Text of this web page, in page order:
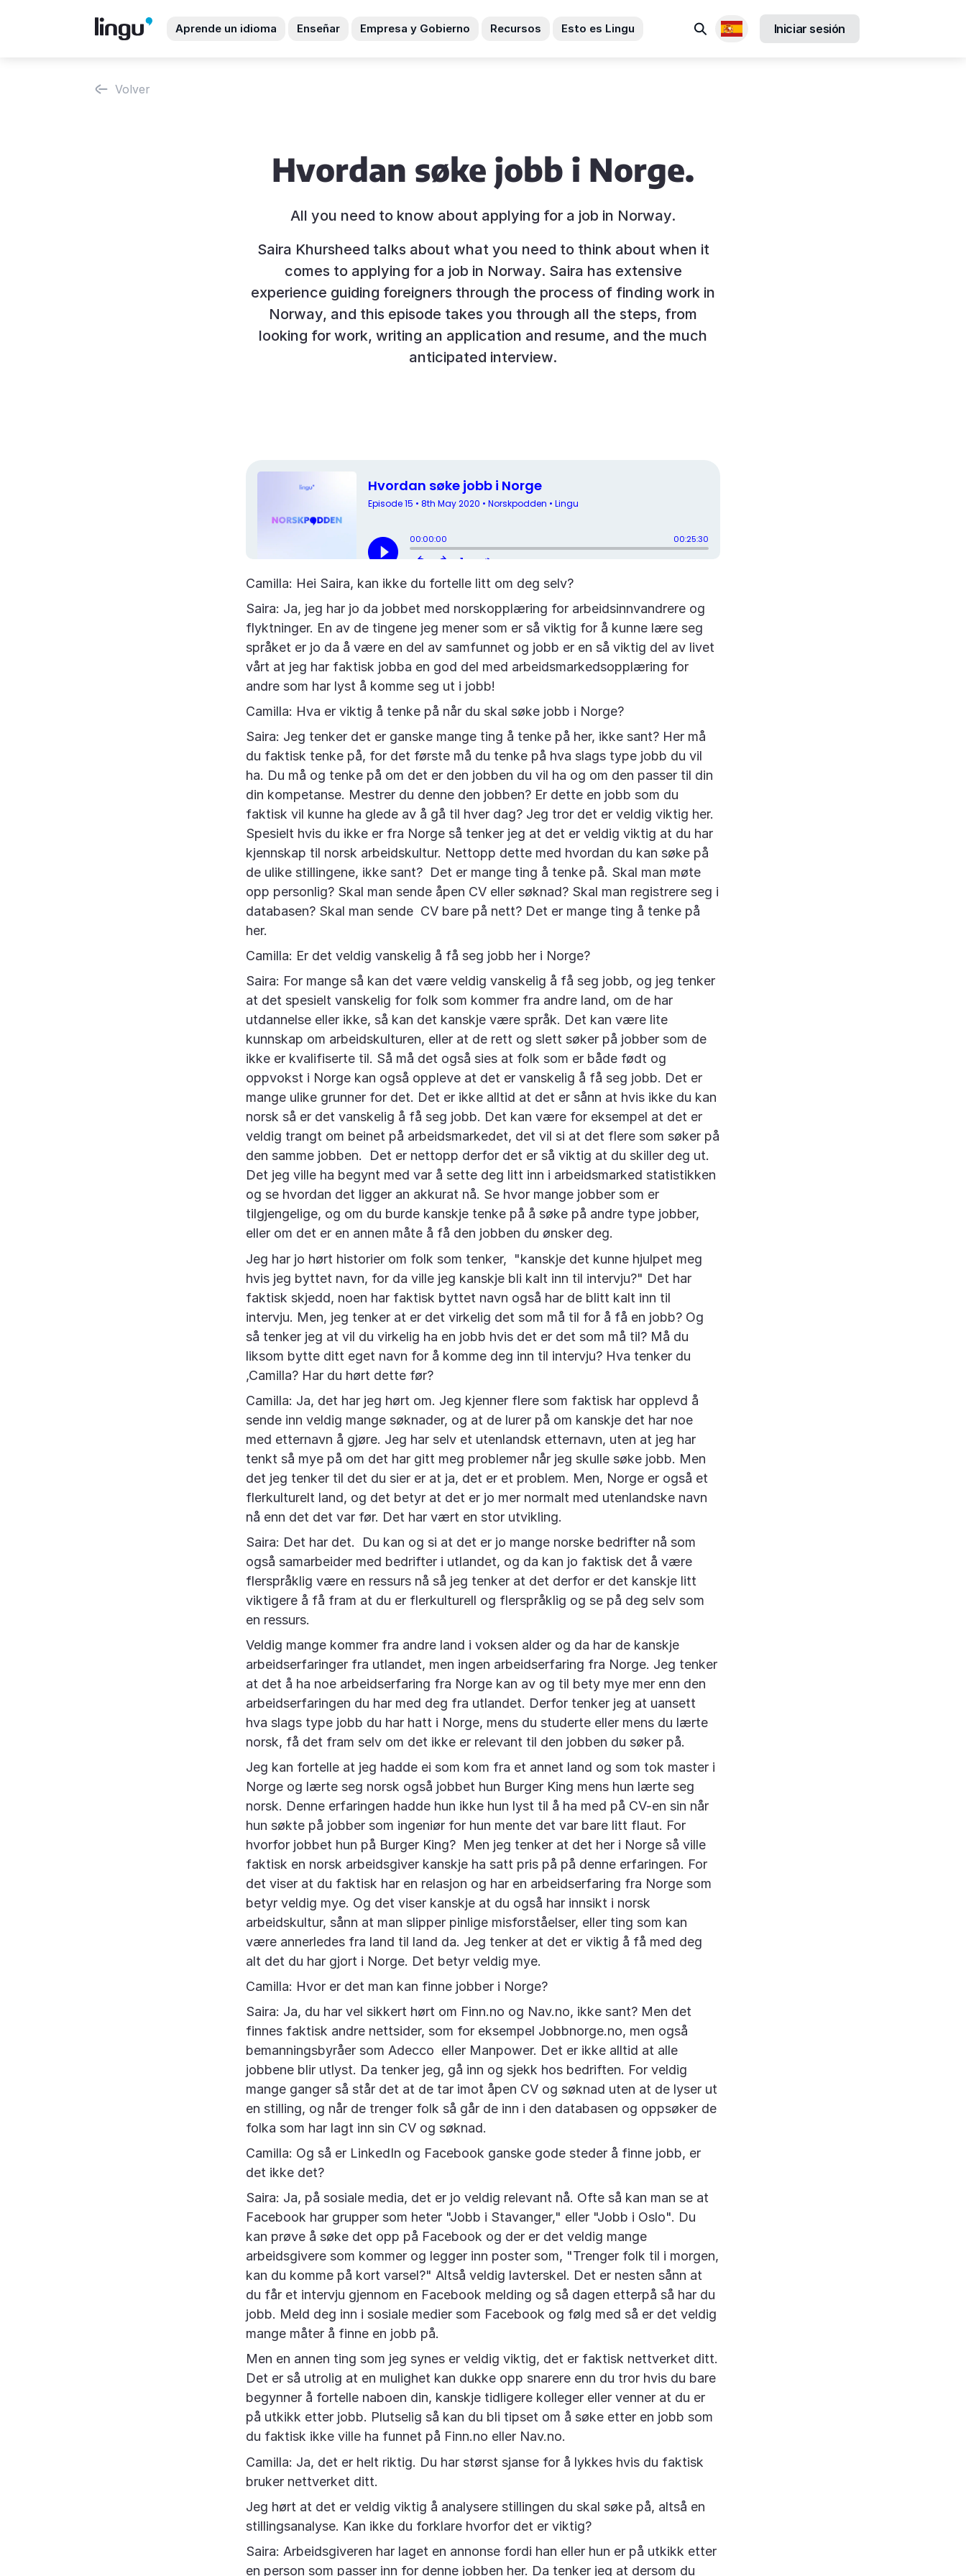
Aprende un idioma Enseñar Empresa y Gobierno Recursos Esto es Lingu Buscar
Locales disponibles
Iniciar sesión
Volver
Hvordan søke jobb i Norge.
All you need to know about applying for a job in Norway.
Saira Khursheed talks about what you need to think about when it
comes to applying for a job in Norway. Saira has extensive
experience guiding foreigners through the process of finding work in
Norway, and this episode takes you through all the steps, from
looking for work, writing an application and resume, and the much
anticipated interview.
Camilla: Hei Saira, kan ikke du fortelle litt om deg selv?
Saira: Ja, jeg har jo da jobbet med norskopplæring for arbeidsinnvandrere og
flyktninger. En av de tingene jeg mener som er så viktig for å kunne lære seg
språket er jo da å være en del av samfunnet og jobb er en så viktig del av livet
vårt at jeg har faktisk jobba en god del med arbeidsmarkedsopplæring for
andre som har lyst å komme seg ut i jobb!
Camilla: Hva er viktig å tenke på når du skal søke jobb i Norge?
Saira: Jeg tenker det er ganske mange ting å tenke på her, ikke sant? Her må
du faktisk tenke på, for det første må du tenke på hva slags type jobb du vil
ha. Du må og tenke på om det er den jobben du vil ha og om den passer til din
din kompetanse. Mestrer du denne den jobben? Er dette en jobb som du
faktisk vil kunne ha glede av å gå til hver dag? Jeg tror det er veldig viktig her.
Spesielt hvis du ikke er fra Norge så tenker jeg at det er veldig viktig at du har
kjennskap til norsk arbeidskultur. Nettopp dette med hvordan du kan søke på
de ulike stillingene, ikke sant? Det er mange ting å tenke på. Skal man møte
opp personlig? Skal man sende åpen CV eller søknad? Skal man registrere seg i
databasen? Skal man sende CV bare på nett? Det er mange ting å tenke på
her.
Camilla: Er det veldig vanskelig å få seg jobb her i Norge?
Saira: For mange så kan det være veldig vanskelig å få seg jobb, og jeg tenker
at det spesielt vanskelig for folk som kommer fra andre land, om de har
utdannelse eller ikke, så kan det kanskje være språk. Det kan være lite
kunnskap om arbeidskulturen, eller at de rett og slett søker på jobber som de
ikke er kvalifiserte til. Så må det også sies at folk som er både født og
oppvokst i Norge kan også oppleve at det er vanskelig å få seg jobb. Det er
mange ulike grunner for det. Det er ikke alltid at det er sånn at hvis ikke du kan
norsk så er det vanskelig å få seg jobb. Det kan være for eksempel at det er
veldig trangt om beinet på arbeidsmarkedet, det vil si at det flere som søker på
den samme jobben. Det er nettopp derfor det er så viktig at du skiller deg ut.
Det jeg ville ha begynt med var å sette deg litt inn i arbeidsmarked statistikken
og se hvordan det ligger an akkurat nå. Se hvor mange jobber som er
tilgjengelige, og om du burde kanskje tenke på å søke på andre type jobber,
eller om det er en annen måte å få den jobben du ønsker deg.
Jeg har jo hørt historier om folk som tenker, "kanskje det kunne hjulpet meg
hvis jeg byttet navn, for da ville jeg kanskje bli kalt inn til intervju?" Det har
faktisk skjedd, noen har faktisk byttet navn også har de blitt kalt inn til
intervju. Men, jeg tenker at er det virkelig det som må til for å få en jobb? Og
så tenker jeg at vil du virkelig ha en jobb hvis det er det som må til? Må du
liksom bytte ditt eget navn for å komme deg inn til intervju? Hva tenker du
,Camilla? Har du hørt dette før?
Camilla: Ja, det har jeg hørt om. Jeg kjenner flere som faktisk har opplevd å
sende inn veldig mange søknader, og at de lurer på om kanskje det har noe
med etternavn å gjøre. Jeg har selv et utenlandsk etternavn, uten at jeg har
tenkt så mye på om det har gitt meg problemer når jeg skulle søke jobb. Men
det jeg tenker til det du sier er at ja, det er et problem. Men, Norge er også et
flerkulturelt land, og det betyr at det er jo mer normalt med utenlandske navn
nå enn det det var før. Det har vært en stor utvikling.
Saira: Det har det. Du kan og si at det er jo mange norske bedrifter nå som
også samarbeider med bedrifter i utlandet, og da kan jo faktisk det å være
flerspråklig være en ressurs nå så jeg tenker at det derfor er det kanskje litt
viktigere å få fram at du er flerkulturell og flerspråklig og se på deg selv som
en ressurs.
Veldig mange kommer fra andre land i voksen alder og da har de kanskje
arbeidserfaringer fra utlandet, men ingen arbeidserfaring fra Norge. Jeg tenker
at det å ha noe arbeidserfaring fra Norge kan av og til bety mye mer enn den
arbeidserfaringen du har med deg fra utlandet. Derfor tenker jeg at uansett
hva slags type jobb du har hatt i Norge, mens du studerte eller mens du lærte
norsk, få det fram selv om det ikke er relevant til den jobben du søker på.
Jeg kan fortelle at jeg hadde ei som kom fra et annet land og som tok master i
Norge og lærte seg norsk også jobbet hun Burger King mens hun lærte seg
norsk. Denne erfaringen hadde hun ikke hun lyst til å ha med på CV-en sin når
hun søkte på jobber som ingeniør for hun mente det var bare litt flaut. For
hvorfor jobbet hun på Burger King? Men jeg tenker at det her i Norge så ville
faktisk en norsk arbeidsgiver kanskje ha satt pris på på denne erfaringen. For
det viser at du faktisk har en relasjon og har en arbeidserfaring fra Norge som
betyr veldig mye. Og det viser kanskje at du også har innsikt i norsk
arbeidskultur, sånn at man slipper pinlige misforståelser, eller ting som kan
være annerledes fra land til land da. Jeg tenker at det er viktig å få med deg
alt det du har gjort i Norge. Det betyr veldig mye.
Camilla: Hvor er det man kan finne jobber i Norge?
Saira: Ja, du har vel sikkert hørt om Finn.no og Nav.no, ikke sant? Men det
finnes faktisk andre nettsider, som for eksempel Jobbnorge.no, men også
bemanningsbyråer som Adecco eller Manpower. Det er ikke alltid at alle
jobbene blir utlyst. Da tenker jeg, gå inn og sjekk hos bedriften. For veldig
mange ganger så står det at de tar imot åpen CV og søknad uten at de lyser ut
en stilling, og når de trenger folk så går de inn i den databasen og oppsøker de
folka som har lagt inn sin CV og søknad.
Camilla: Og så er LinkedIn og Facebook ganske gode steder å finne jobb, er
det ikke det?
Saira: Ja, på sosiale media, det er jo veldig relevant nå. Ofte så kan man se at
Facebook har grupper som heter "Jobb i Stavanger," eller "Jobb i Oslo". Du
kan prøve å søke det opp på Facebook og der er det veldig mange
arbeidsgivere som kommer og legger inn poster som, "Trenger folk til i morgen,
kan du komme på kort varsel?" Altså veldig lavterskel. Det er nesten sånn at
du får et intervju gjennom en Facebook melding og så dagen etterpå så har du
jobb. Meld deg inn i sosiale medier som Facebook og følg med så er det veldig
mange måter å finne en jobb på.
Men en annen ting som jeg synes er veldig viktig, det er faktisk nettverket ditt.
Det er så utrolig at en mulighet kan dukke opp snarere enn du tror hvis du bare
begynner å fortelle naboen din, kanskje tidligere kolleger eller venner at du er
på utkikk etter jobb. Plutselig så kan du bli tipset om å søke etter en jobb som
du faktisk ikke ville ha funnet på Finn.no eller Nav.no.
Camilla: Ja, det er helt riktig. Du har størst sjanse for å lykkes hvis du faktisk
bruker nettverket ditt.
Jeg hørt at det er veldig viktig å analysere stillingen du skal søke på, altså en
stillingsanalyse. Kan ikke du forklare hvorfor det er viktig?
Saira: Arbeidsgiveren har laget en annonse fordi han eller hun er på utkikk etter
en person som passer inn for denne jobben her. Da tenker jeg at dersom du